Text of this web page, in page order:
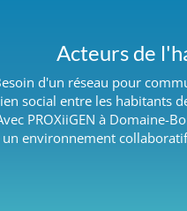
Acteurs de
d'un réseau pour
social entre les habitants
PROXiiGEN à Domaine-
un environnement